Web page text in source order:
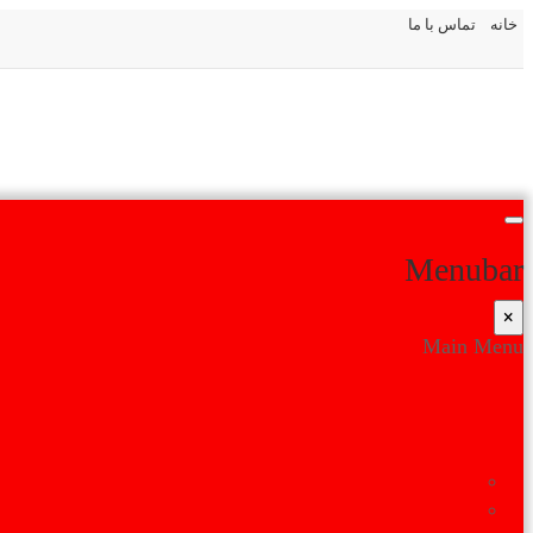
خانه تماس با ما
Menubar
×
Main Menu